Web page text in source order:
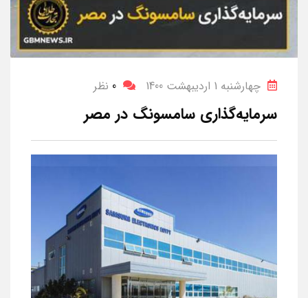
چهارشنبه 1 اردیبهشت 1400 0 نظر
سرمایه‌گذاری سامسونگ در مصر